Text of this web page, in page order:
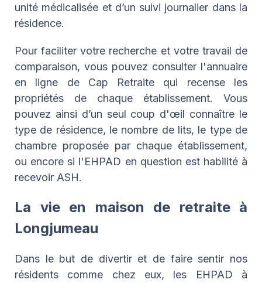
unité médicalisée et d’un suivi journalier dans la
résidence.
Pour faciliter votre recherche et votre travail de
comparaison, vous pouvez consulter l'annuaire
en ligne de Cap Retraite qui recense les
propriétés de chaque établissement. Vous
pouvez ainsi d’un seul coup d'œil connaître le
type de résidence, le nombre de lits, le type de
chambre proposée par chaque établissement,
ou encore si l'EHPAD en question est habilité à
recevoir ASH.
La vie en maison de retraite à
Longjumeau
Dans le but de divertir et de faire sentir nos
résidents comme chez eux, les EHPAD à